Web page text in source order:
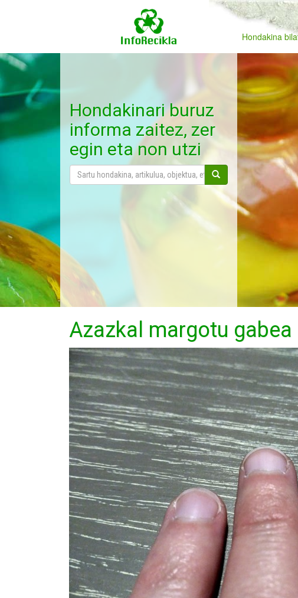
Hondakina
Hondakinari buruz
informa zaitez, zer
egin eta non utzi
Azazkal margotu gabea